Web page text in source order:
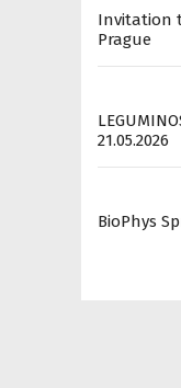
Invitation
Prague
21.05.2026
BioPhys